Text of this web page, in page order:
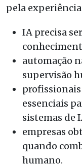
pela experiência
IA precisa
automação
supervisão
essenciais
sistemas de
empresas
quando
humano.